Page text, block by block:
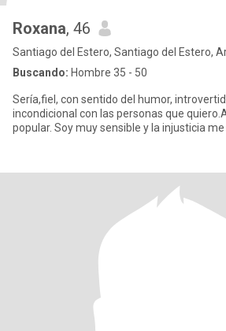
Roxana, 46
Santiago del Estero, Santiago del Estero,
Buscando: Hombre 35 - 50
Sería,fiel, con sentido del humor,
incondicional con las personas que